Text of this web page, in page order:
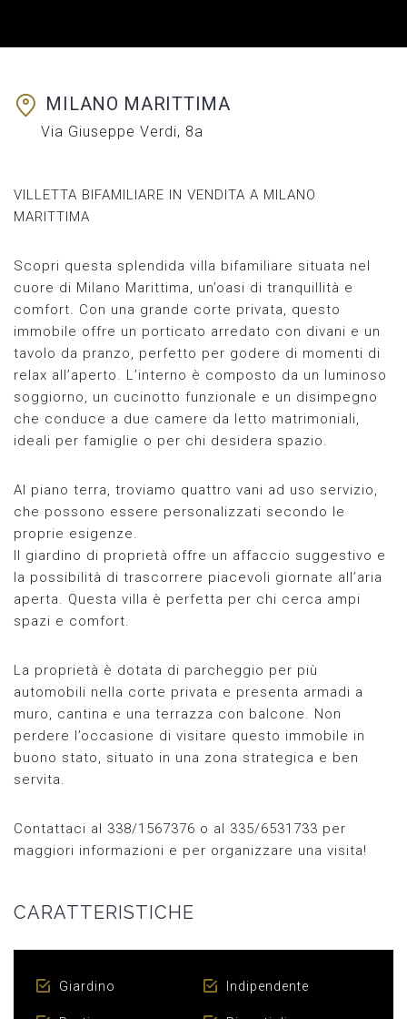
MILANO MARITTIMA
Via Giuseppe Verdi, 8a
VILLETTA BIFAMILIARE IN VENDITA A MILANO
MARITTIMA
Scopri questa splendida villa bifamiliare situata nel
cuore di Milano Marittima, un’oasi di tranquillità e
comfort. Con una grande corte privata, questo
immobile offre un porticato arredato con divani e un
tavolo da pranzo, perfetto per godere di momenti di
relax all’aperto. L’interno è composto da un luminoso
soggiorno, un cucinotto funzionale e un disimpegno
che conduce a due camere da letto matrimoniali,
ideali per famiglie o per chi desidera spazio.
Al piano terra, troviamo quattro vani ad uso servizio,
che possono essere personalizzati secondo le
proprie esigenze.
Il giardino di proprietà offre un affaccio suggestivo e
la possibilità di trascorrere piacevoli giornate all’aria
aperta. Questa villa è perfetta per chi cerca ampi
spazi e comfort.
La proprietà è dotata di parcheggio per più
automobili nella corte privata e presenta armadi a
muro, cantina e una terrazza con balcone. Non
perdere l’occasione di visitare questo immobile in
buono stato, situato in una zona strategica e ben
servita.
Contattaci al 338/1567376 o al 335/6531733 per
maggiori informazioni e per organizzare una visita!
CARATTERISTICHE
Giardino Indipendente